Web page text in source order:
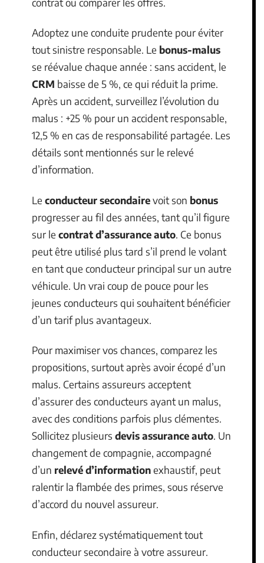
Adoptez une conduite prudente pour éviter
tout sinistre responsable. Le bonus-malus
se réévalue chaque année : sans accident, le
CRM baisse de 5 %, ce qui réduit la prime.
Après un accident, surveillez l’évolution du
malus : +25 % pour un accident responsable,
12,5 % en cas de responsabilité partagée. Les
détails sont mentionnés sur le relevé
d’information.
Le conducteur secondairevoit son bonus
progresser au fil des années, tant qu’il figure
sur le contrat d’assurance auto. Ce bonus
peut être utilisé plus tard s’il prend le volant
en tant que conducteur principal sur un autre
véhicule. Un vrai coup de pouce pour les
jeunes conducteurs qui souhaitent bénéficier
d’un tarif plus avantageux.
Pour maximiser vos chances, comparez les
propositions, surtout après avoir écopé d’un
malus. Certains assureurs acceptent
d’assurer des conducteurs ayant un malus,
avec des conditions parfois plus clémentes.
Sollicitez plusieurs devis assurance auto. Un
changement de compagnie, accompagné
d’un relevé d’informationexhaustif, peut
ralentir la flambée des primes, sous réserve
d’accord du nouvel assureur.
Enfin, déclarez systématiquement tout
conducteur secondaire à votre assureur.